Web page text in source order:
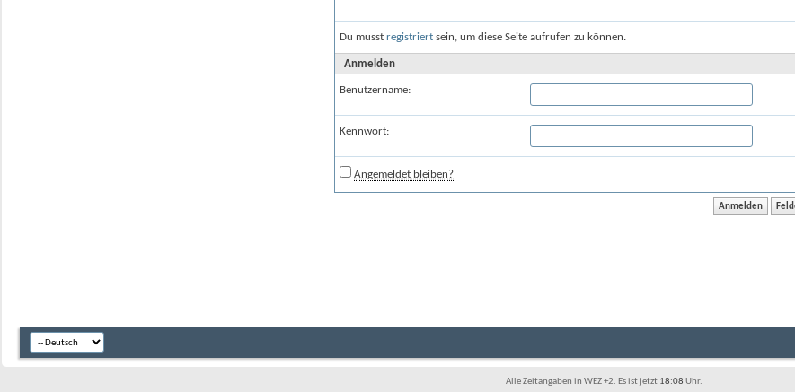
Du musst registriert sein, um diese Seite aufrufen zu können.
Anmelden
Benutzername:
Kennwort:
Angemeldet bleiben?
Alle Zeitangaben in WEZ +2. Es ist jetzt 18:08 Uhr.